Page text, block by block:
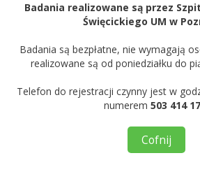
Badania realizowane są przez
Święcickiego UM w
Badania są bezpłatne, nie wymagają
realizowane są od poniedziałku do
Telefon do rejestracji czynny jest w
numerem 503 414
Cofnij